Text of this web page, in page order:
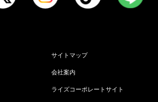
サイトマップ
会社案内
ライズコーポレートサイト